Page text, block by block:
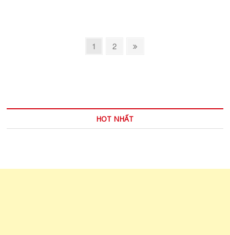
Page
1 Page
2
HOT NHẤT